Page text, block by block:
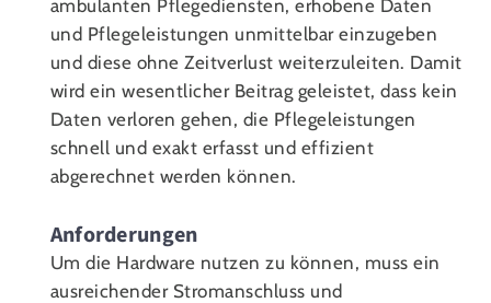
ambulanten Pflegediensten, erhobene Daten
und Pflegeleistungen unmittelbar einzugeben
und diese ohne Zeitverlust weiterzuleiten. Damit
wird ein wesentlicher Beitrag geleistet, dass kein
Daten verloren gehen, die Pflegeleistungen
schnell und exakt erfasst und effizient
abgerechnet werden können.
Anforderungen
Um die Hardware nutzen zu können, muss ein
ausreichender Stromanschluss und